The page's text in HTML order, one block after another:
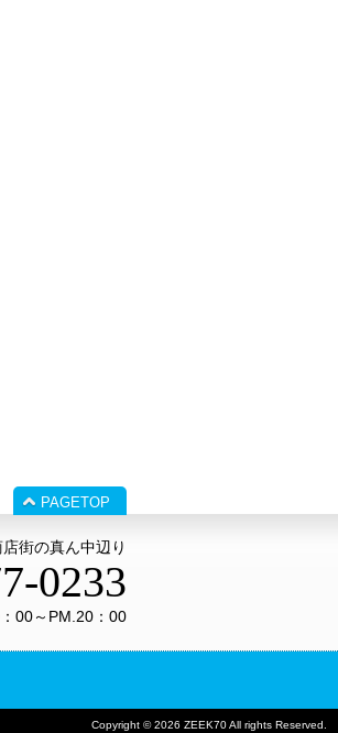
PAGETOP
街の真ん中辺り
0233
00～PM.20：00
Copyright © 2026 ZEEK70 All rights Reserved.